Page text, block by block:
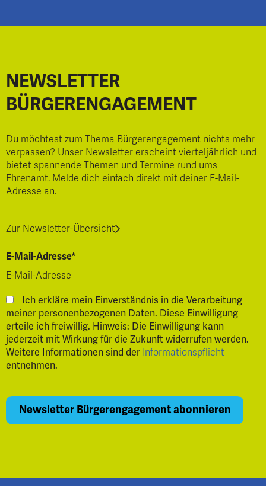
NEWSLETTER
BÜRGERENGAGEMENT
Du möchtest zum Thema Bürgerengagement nichts mehr
verpassen? Unser Newsletter erscheint vierteljährlich und
bietet spannende Themen und Termine rund ums
Ehrenamt. Melde dich einfach direkt mit deiner E-Mail-
Adresse an.
Zur Newsletter-Übersicht
E-Mail-Adresse*
Ich erkläre mein Einverständnis in die Verarbeitung
meiner personenbezogenen Daten. Diese Einwilligung
erteile ich freiwillig. Hinweis: Die Einwilligung kann
jederzeit mit Wirkung für die Zukunft widerrufen werden.
Weitere Informationen sind der Informationspflicht
entnehmen.